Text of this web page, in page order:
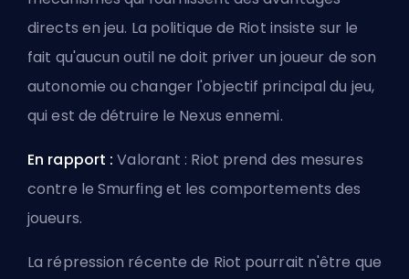
directs en jeu. La politique de Riot insiste sur le
fait qu'aucun outil ne doit priver un joueur de son
autonomie ou changer l'objectif principal du jeu,
qui est de détruire le Nexus ennemi.
En rapport :Valorant : Riot prend des mesures
contre le Smurfing et les comportements des
joueurs.
La répression récente de Riot pourrait n'être que